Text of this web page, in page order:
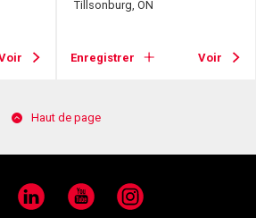
Tillsonburg, ON
Enregistrer Voir
Haut de page
LinkedIn YouTube Instagram